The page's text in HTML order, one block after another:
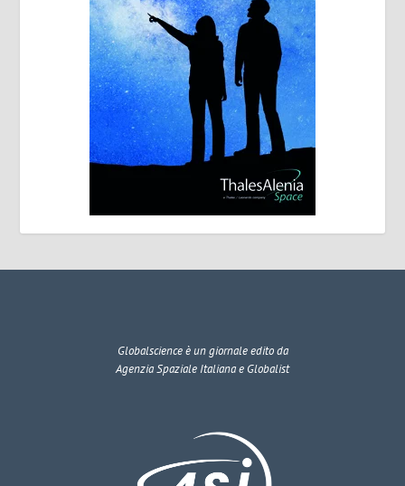
Globalscienceè un giornale edito da
Agenzia Spaziale Italiana e Globalist